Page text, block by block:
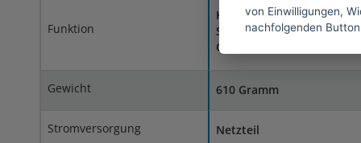
Funktion
Kalender, Uhr, Wecker,
Sprache, Timer,
Ordnermodus
Gewicht 610 Gramm
Stromversorgung Netzteil
von Einwilligungen,
nachfolgenden